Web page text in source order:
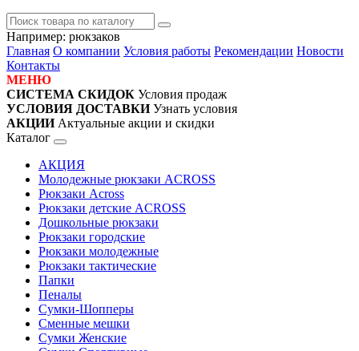
Например: рюкзаков
Главная О компании Условия работы Рекомендации Новости
Контакты
МЕНЮ
СИСТЕМА СКИДОК Условия продаж
УСЛОВИЯ ДОСТАВКИ Узнать условия
АКЦИИ Актуальные акции и скидки
Каталог
АКЦИЯ
Молодежные рюкзаки ACROSS
Рюкзаки Across
Рюкзаки детские ACROSS
Дошкольные рюкзаки
Рюкзаки городские
Рюкзаки молодежные
Рюкзаки тактические
Папки
Пеналы
Сумки-Шопперы
Сменные мешки
Сумки Женские